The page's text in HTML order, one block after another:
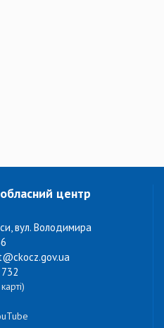
центр
вул. Володимира